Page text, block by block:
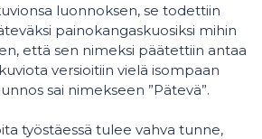
luonnoksen, se todettiin
painokangaskuosiksi mihin
että sen nimeksi päätettiin antaa
versioitiin vielä isompaan
sai nimekseen ”Pätevä”.
työstäessä tulee vahva tunne,